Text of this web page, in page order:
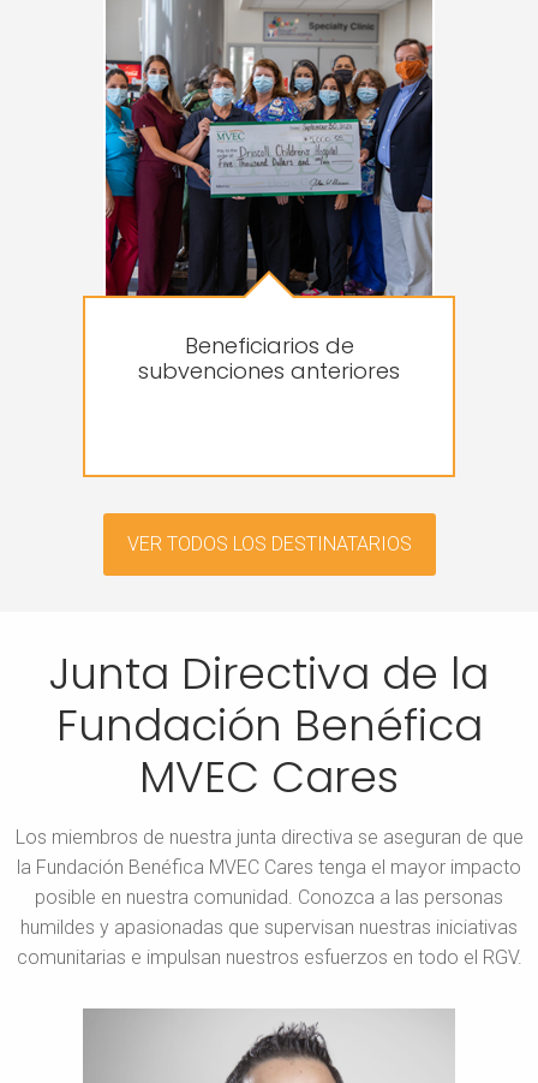
Beneficiarios de
subvenciones anteriores
VER TODOS LOS DESTINATARIOS
Junta Directiva de la
Fundación Benéfica
MVEC Cares
Los miembros de nuestra junta directiva se aseguran de que
la Fundación Benéfica MVEC Cares tenga el mayor impacto
posible en nuestra comunidad. Conozca a las personas
humildes y apasionadas que supervisan nuestras iniciativas
comunitarias e impulsan nuestros esfuerzos en todo el RGV.